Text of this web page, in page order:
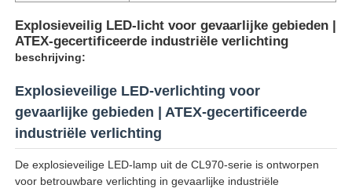
Explosieveilig LED-licht voor gevaarlijke gebieden |
ATEX-gecertificeerde industriële verlichting
beschrijving:
Explosieveilige LED-verlichting voor
gevaarlijke gebieden | ATEX-gecertificeerde
industriële verlichting
De explosieveilige LED-lamp uit de CL970-serie is ontworpen
voor betrouwbare verlichting in gevaarlijke industriële